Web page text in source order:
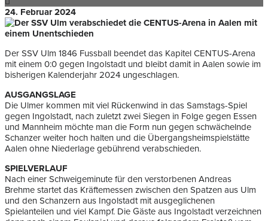
24. Februar 2024
Der SSV Ulm 1846 Fussball beendet das Kapitel CENTUS-Arena
mit einem 0:0 gegen Ingolstadt und bleibt damit in Aalen sowie im
bisherigen Kalenderjahr 2024 ungeschlagen.
AUSGANGSLAGE
Die Ulmer kommen mit viel Rückenwind in das Samstags-Spiel
gegen Ingolstadt, nach zuletzt zwei Siegen in Folge gegen Essen
und Mannheim möchte man die Form nun gegen schwächelnde
Schanzer weiter hoch halten und die Übergangsheimspielstätte
Aalen ohne Niederlage gebührend verabschieden.
SPIELVERLAUF
Nach einer Schweigeminute für den verstorbenen Andreas
Brehme startet das Kräftemessen zwischen den Spatzen aus Ulm
und den Schanzern aus Ingolstadt mit ausgeglichenen
Spielanteilen und viel Kampf. Die Gäste aus Ingolstadt verzeichnen